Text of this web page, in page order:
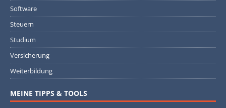
Software
Steuern
Studium
Versicherung
Weiterbildung
MEINE TIPPS & TOOLS